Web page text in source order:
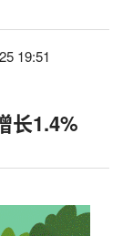
19:51
长1.4%